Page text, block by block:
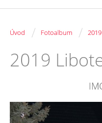
Úvod / Fotoalbum /
2019